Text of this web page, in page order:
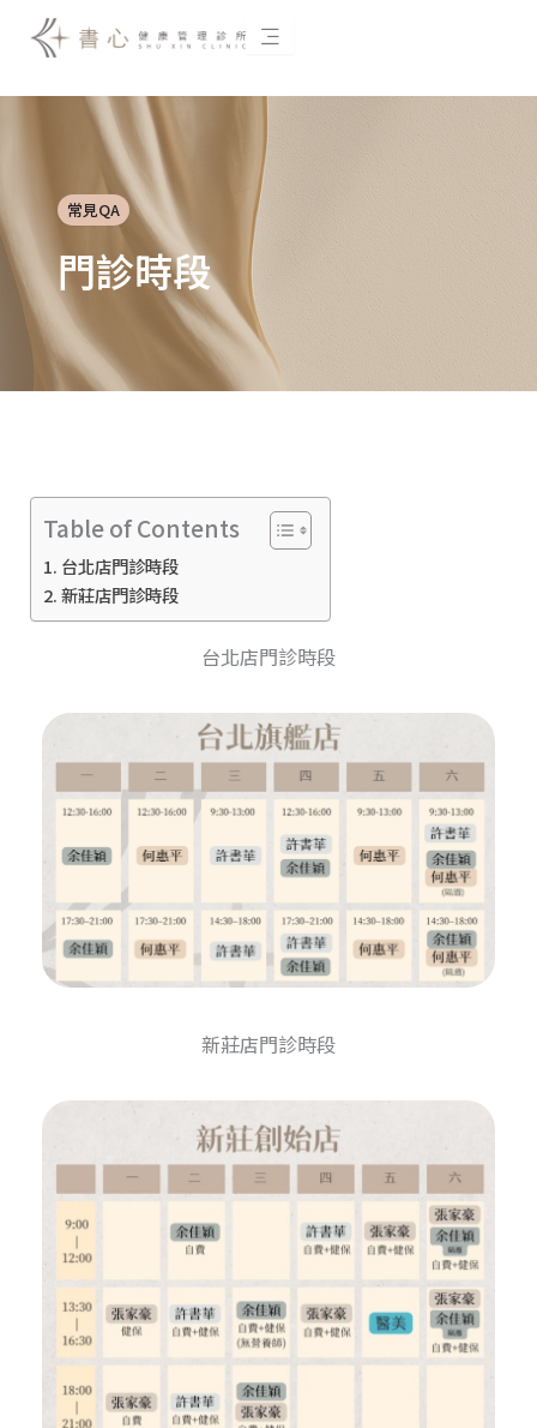
常見QA
門診時段
Table of Contents
台北店門診時段
新莊店門診時段
台北店門診時段
新莊店門診時段